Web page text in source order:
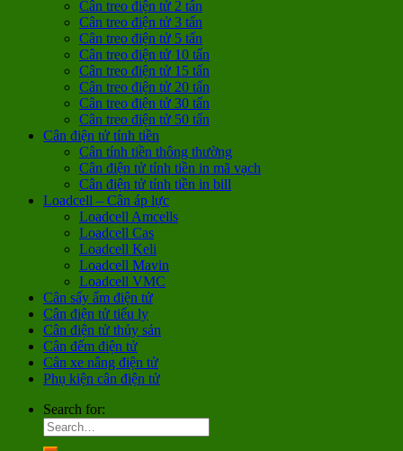
Cân treo điện tử 2 tấn
Cân treo điện tử 3 tấn
Cân treo điện tử 5 tấn
Cân treo điện tử 10 tấn
Cân treo điện tử 15 tấn
Cân treo điện tử 20 tấn
Cân treo điện tử 30 tấn
Cân treo điện tử 50 tấn
Cân điện tử tính tiền
Cân tính tiền thông thường
Cân điện tử tính tiền in mã vạch
Cân điện tử tính tiền in bill
Loadcell – Cân áp lực
Loadcell Amcells
Loadcell Cas
Loadcell Keli
Loadcell Mavin
Loadcell VMC
Cân sấy ẩm điện tử
Cân điện tử tiểu ly
Cân điện tử thủy sản
Cân đếm điện tử
Cân xe nâng điện tử
Phụ kiện cân điện tử
Search for: